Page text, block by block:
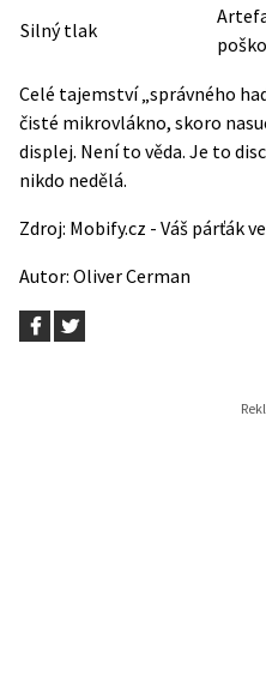
Silný tlak
Celé tajemství „správného
čisté mikrovlákno, skoro
displej. Není to věda. Je to
nikdo nedělá.
Zdroj: Mobify.cz - Váš párťák
Autor: Oliver Cerman